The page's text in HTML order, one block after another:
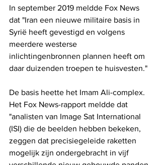
In september 2019 meldde Fox News
dat "Iran een nieuwe militaire basis in
Syrië heeft gevestigd en volgens
meerdere westerse
inlichtingenbronnen plannen heeft om
daar duizenden troepen te huisvesten."
De basis heette het Imam Ali-complex.
Het Fox News-rapport meldde dat
"analisten van Image Sat International
(ISI) die de beelden hebben bekeken,
zeggen dat precisiegeleide raketten
mogelijk zijn ondergebracht in vijf